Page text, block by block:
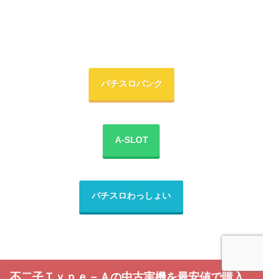
パチスロバンク
A-SLOT
パチスロわっしょい